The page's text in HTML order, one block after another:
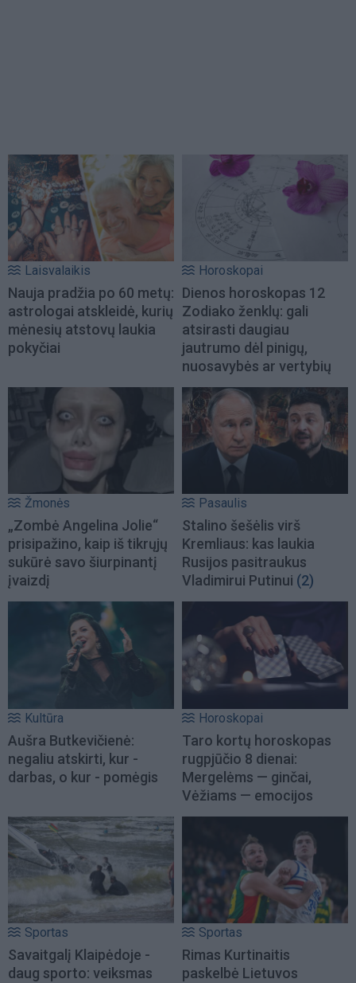
Laisvalaikis
Nauja pradžia po 60 metų:
astrologai atskleidė, kurių
mėnesių atstovų laukia
pokyčiai
Horoskopai
Dienos horoskopas 12
Zodiako ženklų: gali
atsirasti daugiau
jautrumo dėl pinigų,
nuosavybės ar vertybių
Žmonės
„Zombė Angelina Jolie“
prisipažino, kaip iš tikrųjų
sukūrė savo šiurpinantį
įvaizdį
Pasaulis
Stalino šešėlis virš
Kremliaus: kas laukia
Rusijos pasitraukus
Vladimirui Putinui (2)
Kultūra
Aušra Butkevičienė:
negaliu atskirti, kur -
darbas, o kur - pomėgis
Horoskopai
Taro kortų horoskopas
rugpjūčio 8 dienai:
Mergelėms — ginčai,
Vėžiams — emocijos
Sportas
Savaitgalį Klaipėdoje -
daug sporto: veiksmas
Sportas
Rimas Kurtinaitis
paskelbė Lietuvos